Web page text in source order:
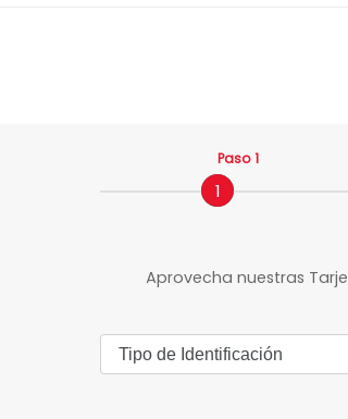
1
Paso 1
Aprovecha nuestras